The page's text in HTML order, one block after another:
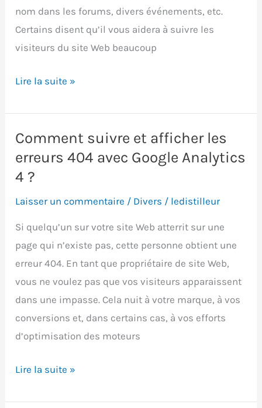
nom dans les forums, divers événements, etc.
Certains disent qu’il vous aidera à suivre les
visiteurs du site Web beaucoup
Les
pour
lesquelles
vous
devriez
Google
Tag
Manager
Lire la suite »
Comment suivre et afficher les
erreurs 404 avec Google Analytics
4 ?
Laisser un commentaire / Divers / ledistilleur
Si quelqu’un sur votre site Web atterrit sur une
page qui n’existe pas, cette personne obtient une
erreur 404. En tant que propriétaire de site Web,
vous ne voulez pas que vos visiteurs apparaissent
dans une impasse. Cela nuit à votre marque, à vos
conversions et, dans certains cas, à vos efforts
d’optimisation des moteurs
Comment
et
Lire la suite »